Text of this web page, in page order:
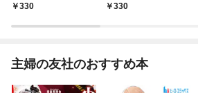
330
330
主婦の友社のおすすめ本